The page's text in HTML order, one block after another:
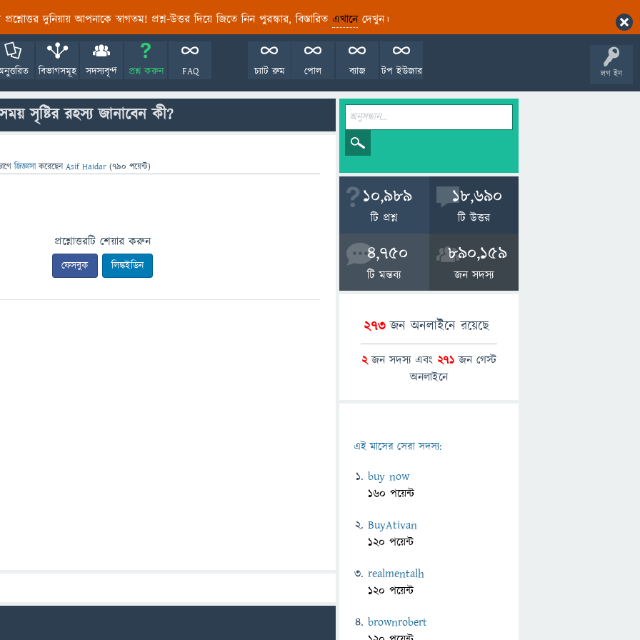
প্রশ্নোত্তর দুনিয়ায় আপনাকে স্বাগতম! প্রশ্ন-উত্তর দিয়ে জিতে নিন পুরস্কার, বিস্তারিত এখানেদেখুন।
লগ ইন
বিভাগসমূহ সদস্যবৃন্দ প্রশ্ন করুন FAQ টপ ইউজার
ব্যাজ
পোল
চ্যাট রুম
সৃষ্টির রহস্য জানাবেন কী?
জিজ্ঞাসাকরেছেনAsif Haidar (790 পয়েন্ট)
প্রশ্নোত্তরটি শেয়ার করুন
ফেসবুক লিঙ্কইডিন
10,989
টি প্রশ্ন
18,690
টি উত্তর
4,750
টি মন্তব্য
890,159
জন সদস্য
273জন অনলাইনে রয়েছে
2জন সদস্য এবং 271 জন গেস্ট
অনলাইনে
এই মাসের সেরা সদস্য:
buy now
160 পয়েন্ট
BuyAtivan
120 পয়েন্ট
realmentalh
120 পয়েন্ট
brownrobert